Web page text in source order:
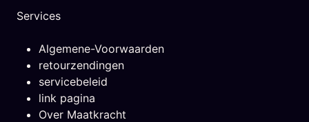
Services
Algemene-Voorwaarden
retourzendingen
servicebeleid
link pagina
Over Maatkracht